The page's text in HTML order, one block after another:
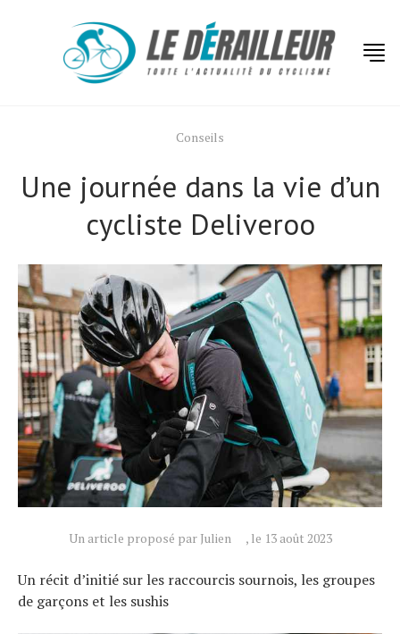
Conseils
Une journée dans la vie d’un
cycliste Deliveroo
Un article proposé par Julien , le 13 août 2023
Un récit d’initié sur les raccourcis sournois, les groupes
de garçons et les sushis